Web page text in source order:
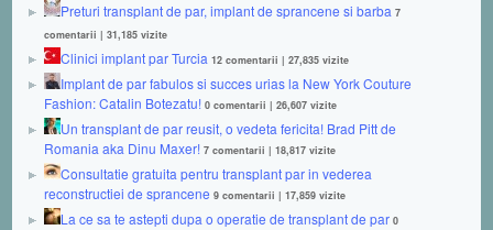
Preturi transplant de par, implant de sprancene si barba 7
comentarii | 31,185 vizite
Clinici implant par Turcia 12 comentarii | 27,835 vizite
Implant de par fabulos si succes urias la New York Couture
Fashion: Catalin Botezatu! 0 comentarii | 26,607 vizite
Un transplant de par reusit, o vedeta fericita! Brad Pitt de
Romania aka Dinu Maxer! 7 comentarii | 18,817 vizite
Consultatie gratuita pentru transplant par in vederea
reconstructiei de sprancene 9 comentarii | 17,859 vizite
La ce sa te astepti dupa o operatie de transplant de par 0